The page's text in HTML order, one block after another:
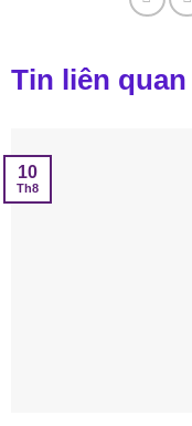
Tin liên quan
10
Th8